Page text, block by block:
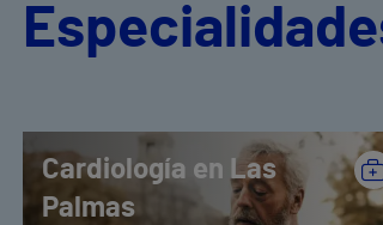
Cardiología en Las
Palmas